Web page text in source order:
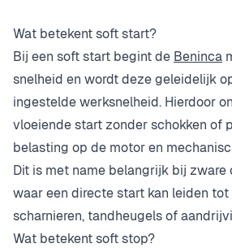
Wat betekent soft start?
Bij een soft start begint de Beninca
snelheid en wordt deze geleidelijk
ingestelde werksnelheid. Hierdoor
vloeiende start zonder schokken of
belasting op de motor en
Dit is met name belangrijk bij zware
waar een directe start kan leiden tot
scharnieren, tandheugels of
Wat betekent soft stop?